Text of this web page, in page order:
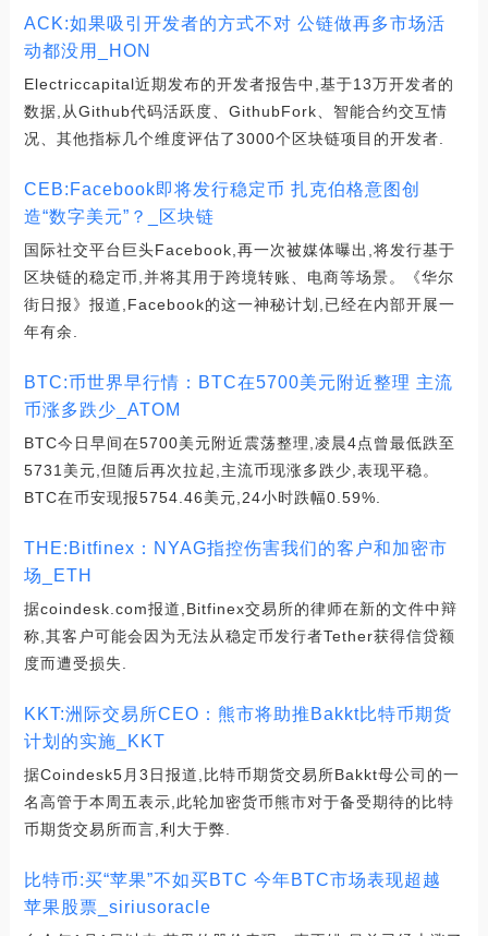
ACK:如果吸引开发者的方式不对 公链做再多市场活
动都没用_HON
Electriccapital近期发布的开发者报告中,基于13万开发者的
数据,从Github代码活跃度、GithubFork、智能合约交互情
况、其他指标几个维度评估了3000个区块链项目的开发者.
CEB:Facebook即将发行稳定币 扎克伯格意图创
造“数字美元”？_区块链
国际社交平台巨头Facebook,再一次被媒体曝出,将发行基于
区块链的稳定币,并将其用于跨境转账、电商等场景。《华尔
街日报》报道,Facebook的这一神秘计划,已经在内部开展一
年有余.
BTC:币世界早行情：BTC在5700美元附近整理 主流
币涨多跌少_ATOM
BTC今日早间在5700美元附近震荡整理,凌晨4点曾最低跌至
5731美元,但随后再次拉起,主流币现涨多跌少,表现平稳。
BTC在币安现报5754.46美元,24小时跌幅0.59%.
THE:Bitfinex：NYAG指控伤害我们的客户和加密市
场_ETH
据coindesk.com报道,Bitfinex交易所的律师在新的文件中辩
称,其客户可能会因为无法从稳定币发行者Tether获得信贷额
度而遭受损失.
KKT:洲际交易所CEO：熊市将助推Bakkt比特币期货
计划的实施_KKT
据Coindesk5月3日报道,比特币期货交易所Bakkt母公司的一
名高管于本周五表示,此轮加密货币熊市对于备受期待的比特
币期货交易所而言,利大于弊.
比特币:买“苹果”不如买BTC 今年BTC市场表现超越
苹果股票_siriusoracle